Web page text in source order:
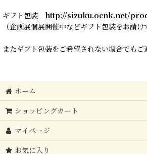
ギフト包装 http://sizuku.ocnk.net/
（企画展個展開催中などギフト包装をお請け
またギフト包装をご希望されない場合でも
ホーム
ショッピングカート
マイページ
お気に入り